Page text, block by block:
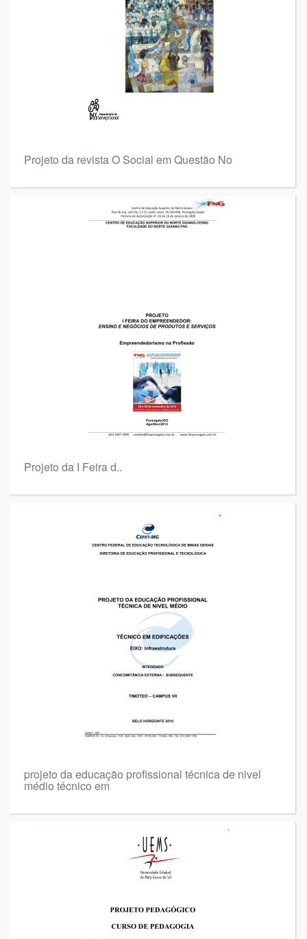
Projeto da revista O Social em Questão No
Projeto da I Feira d..
projeto da educação profissional técnica de nivel
médio técnico em